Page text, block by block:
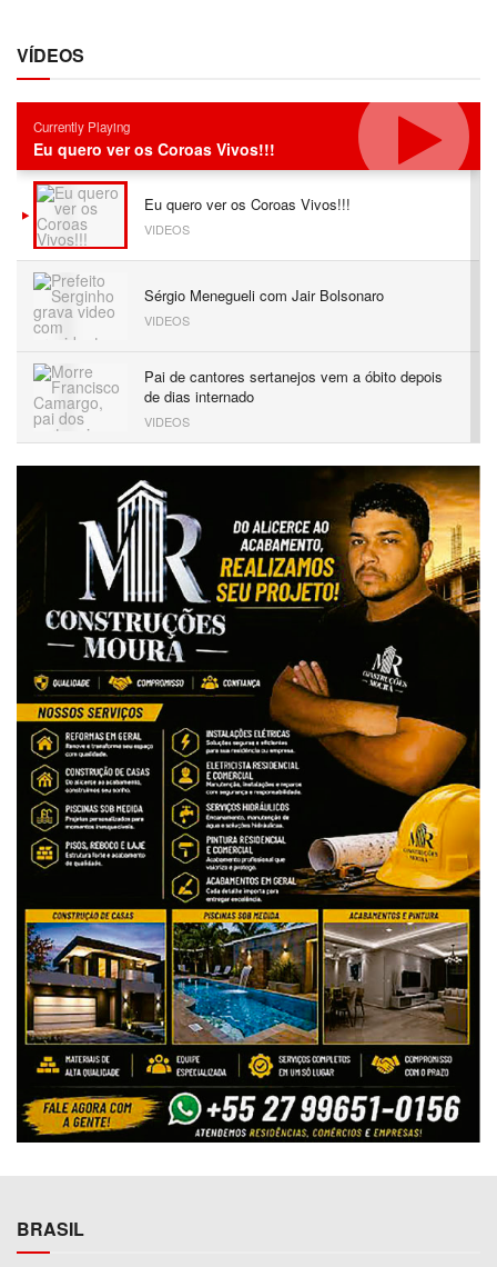
VÍDEOS
Currently Playing
Eu quero ver os Coroas Vivos!!!
Eu quero ver os Coroas Vivos!!!
VIDEOS
Sérgio Menegueli com Jair Bolsonaro
VIDEOS
Pai de cantores sertanejos vem a óbito depois
de dias internado
VIDEOS
Incaper e a produção de hortaliças
VIDEOS
BRASIL